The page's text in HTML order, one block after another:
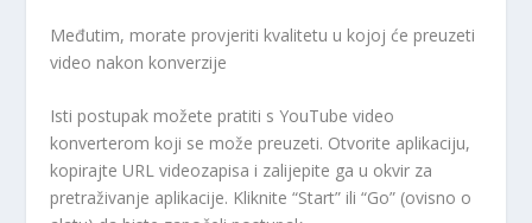
Međutim, morate provjeriti kvalitetu u kojoj će preuzeti
video nakon konverzije
Isti postupak možete pratiti s YouTube video
konverterom koji se može preuzeti. Otvorite aplikaciju,
kopirajte URL videozapisa i zalijepite ga u okvir za
pretraživanje aplikacije. Kliknite “Start” ili “Go” (ovisno o